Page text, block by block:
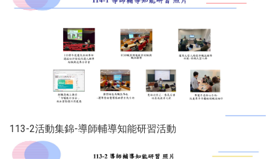
113-2活動集錦-導師輔導知能研習活動